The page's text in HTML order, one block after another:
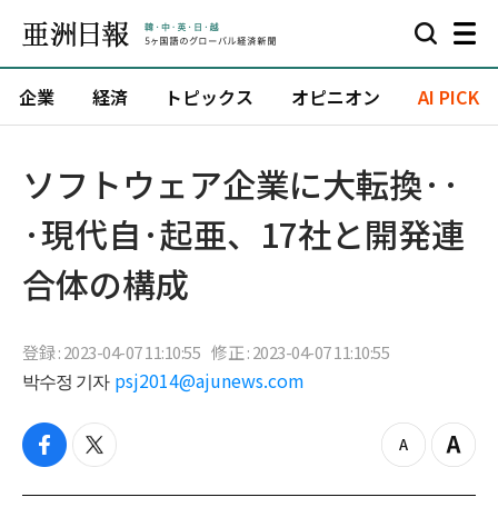
企業 経済 トピックス オピニオン AI PICK
ソフトウェア企業に大転換··
·現代自·起亜、17社と開発連
合体の構成
登録 : 2023-04-07 11:10:55 修正 : 2023-04-07 11:10:55
박수정 기자 psj2014@ajunews.com
f
c
t
i
z
o
Z
o